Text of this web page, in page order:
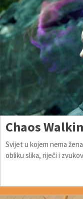
Chaos
Svijet u kojem nema
obliku slika, riječi i